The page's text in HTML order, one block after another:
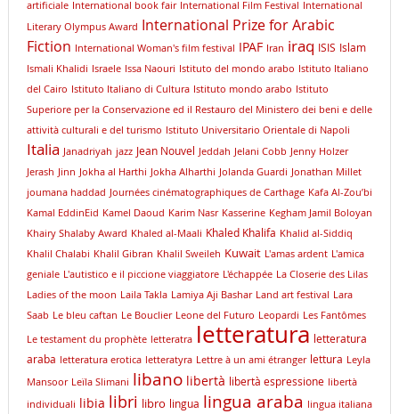
artificiale International book fair International Film Festival International
Literary Olympus Award International Prize for Arabic
Fiction International Woman's film festival IPAF Iran iraq ISIS Islam
Ismali Khalidi Israele Issa Naouri Istituto del mondo arabo Istituto Italiano
del Cairo Istituto Italiano di Cultura Istituto mondo arabo Istituto
Superiore per la Conservazione ed il Restauro del Ministero dei beni e delle
attività culturali e del turismo Istituto Universitario Orientale di Napoli
Italia Janadriyah jazz Jean Nouvel Jeddah Jelani Cobb Jenny Holzer
Jerash Jinn Jokha al Harthi Jokha Alharthi Jolanda Guardi Jonathan Millet
joumana haddad Journées cinématographiques de Carthage Kafa Al-Zou’bi
Kamal EddinEid Kamel Daoud Karim Nasr Kasserine Kegham Jamil Boloyan
Khairy Shalaby Award Khaled al-Maali Khaled Khalifa Khalid al-Siddiq
Khalil Chalabi Khalil Gibran Khalil Sweileh Kuwait L'amas ardent L'amica
geniale L'autistico e il piccione viaggiatore L'échappée La Closerie des Lilas
Ladies of the moon Laila Takla Lamiya Aji Bashar Land art festival Lara
Saab Le bleu caftan Le Bouclier Leone del Futuro Leopardi Les Fantômes
Le testament du prophète letteratra letteratura letteratura
araba letteratura erotica letteratyra Lettre à un ami étranger lettura Leyla
Mansoor Leïla Slimani libano libertà libertà espressione libertà
individuali libia libri libro lingua lingua araba lingua italiana